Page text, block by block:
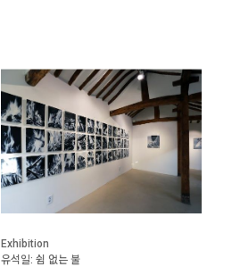
Exhibition
유석일: 쉼 없는 불